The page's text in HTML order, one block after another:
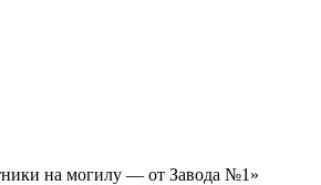
на могилу — от Завода №1»